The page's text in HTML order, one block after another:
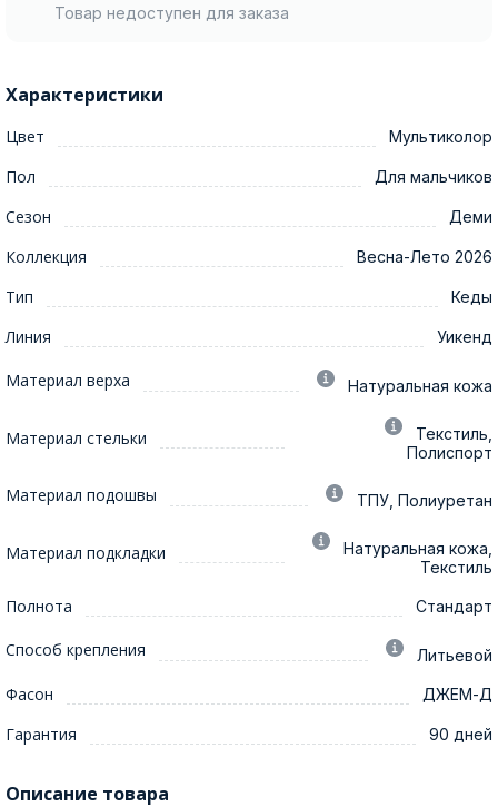
Товар недоступен для заказа
Характеристики
Цвет Мультиколор
Пол Для мальчиков
Сезон Деми
Коллекция Весна-Лето 2026
Тип Кеды
Линия Уикенд
Материал верха Натуральная кожа
Материал стельки
Текстиль,
Полиспорт
Материал подошвы ТПУ, Полиуретан
Материал подкладки
Натуральная кожа,
Текстиль
Полнота Стандарт
Способ крепления Литьевой
Фасон ДЖЕМ-Д
Гарантия 90 дней
Описание товара